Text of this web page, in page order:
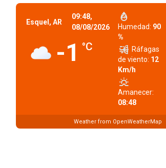
Esquel, AR
09:48,
08/08/2026
-1 °C
Humedad: 90
%
Ráfagas
de viento: 12
Km/h
Amanecer:
08:48
Weather from OpenWeatherMap